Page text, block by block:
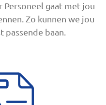
Personeel gaat met jou
Zo kunnen we jou
passende baan.